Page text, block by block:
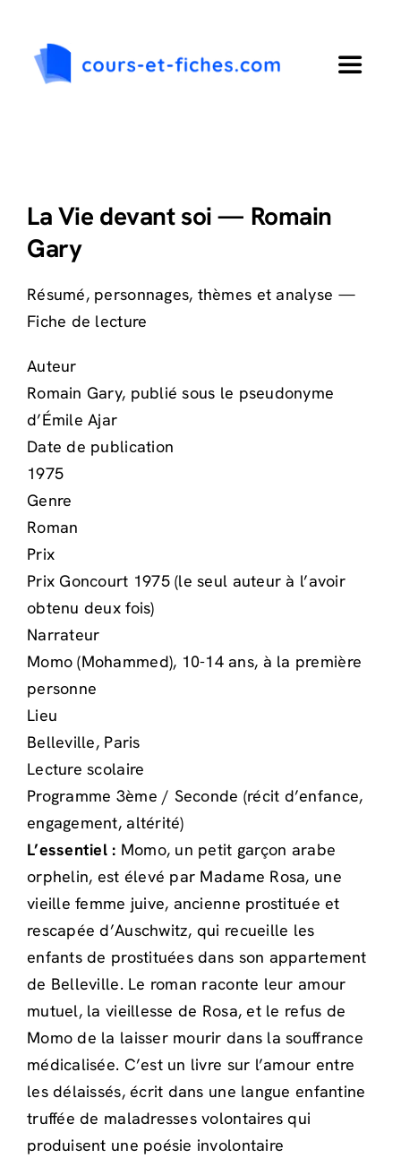
contenu
Toggle
Collège
Langues
La Vie devant soi — Romain
Gary
Résumé, personnages, thèmes et analyse —
Fiche de lecture
Auteur
Romain Gary, publié sous le pseudonyme
d’Émile Ajar
Date de publication
1975
Genre
Roman
Prix
Prix Goncourt 1975 (le seul auteur à l’avoir
obtenu deux fois)
Narrateur
Momo (Mohammed), 10-14 ans, à la première
personne
Lieu
Belleville, Paris
Lecture scolaire
Programme 3ème / Seconde (récit d’enfance,
engagement, altérité)
L’essentiel : Momo, un petit garçon arabe
orphelin, est élevé par Madame Rosa, une
vieille femme juive, ancienne prostituée et
rescapée d’Auschwitz, qui recueille les
enfants de prostituées dans son appartement
de Belleville. Le roman raconte leur amour
mutuel, la vieillesse de Rosa, et le refus de
Momo de la laisser mourir dans la souffrance
médicalisée. C’est un livre sur l’amour entre
les délaissés, écrit dans une langue enfantine
truffée de maladresses volontaires qui
produisent une poésie involontaire